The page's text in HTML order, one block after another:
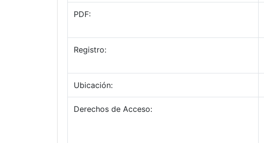
PDF:
Registro:
Ubicación:
Derechos de Acceso: